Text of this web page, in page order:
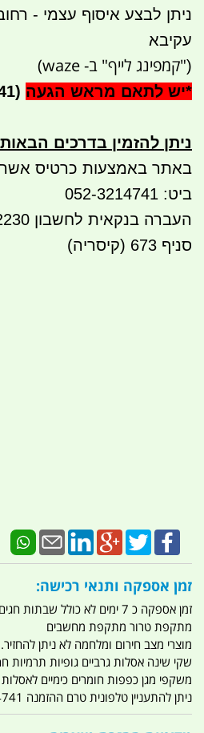
עקיבא
("קמפינג לייף" ב- waze)
*יש לתאם מראש הגעה
ניתן להזמין בדרכים הבאות
באתר באמצעות כרטיס
ביט: 052-3214741
סניף 673 (קיסריה)
זמן אספקה ותנאי רכישה:
זמן אספקה כ 7 ימים לא כולל
מתקפת טרור מתקפת מחשבים
מוצרי מצב חירום ומלחמה לא ניתן
שקי שינה אסלות גרביים גופיות
משקפי מגן כפפות חומרים כימיים
ניתן להתעניין טלפונית טרם ההזמנה 0523214741